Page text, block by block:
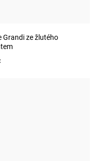
Grandi ze žlutého